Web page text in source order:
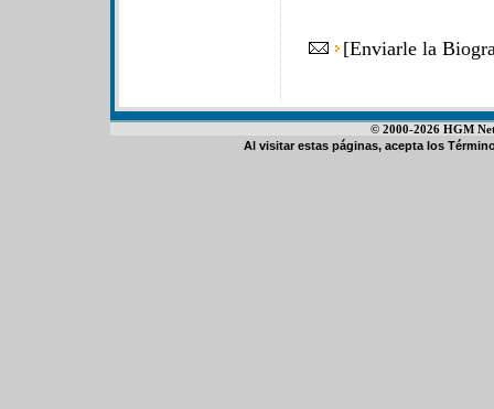
[Enviarle la
© 2000-2026 HGM
Al visitar estas páginas, acepta los